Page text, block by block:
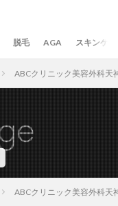
脱毛 AGA スキンケア
ABCクリニック美容外科天
ABCクリニック美容外科天